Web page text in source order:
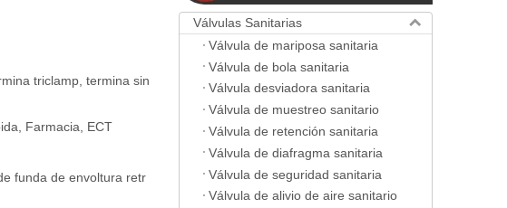
triclamp, termina sin
Farmacia, ECT
funda de envoltura retr
Válvulas Sanitarias
Válvula de mariposa sanitaria
Válvula de bola sanitaria
Válvula desviadora sanitaria
Válvula de muestreo sanitario
Válvula de retención sanitaria
Válvula de diafragma sanitaria
Válvula de seguridad sanitaria
Válvula de alivio de aire sanitario